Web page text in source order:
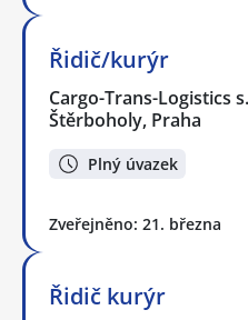
Řidič/kurýr
Cargo-Trans-Logistics
Štěrboholy, Praha
Plný úvazek
Zveřejněno: 21. března
Řidič kurýr